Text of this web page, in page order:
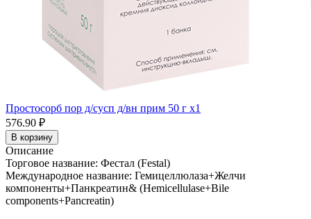
Простосорб пор д/сусп д/вн прим 50 г x1
576.90 ₽
В корзину
Описание
Торговое название: Фестал (Festal)
Международное название: Гемицеллюлаза+Желчи
компоненты+Панкреатин& (Hemicellulase+Bile
components+Pancreatin)